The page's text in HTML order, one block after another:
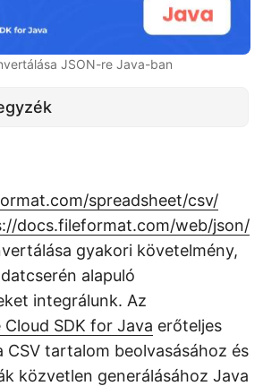
JSON-re Java-ban
spreadsheet/csv/
docs.fileformat.com/web/json/
gyakori követelmény,
alapuló
integrálunk. Az
SDK for Java erőteljes
CSV tartalom beolvasásához és
közvetlen generálásához Java